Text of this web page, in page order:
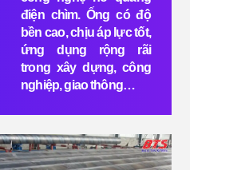
điện chìm. Ống có độ
bền cao, chịu áp lực tốt,
ứng dụng rộng rãi
trong xây dựng, công
nghiệp, giao thông…